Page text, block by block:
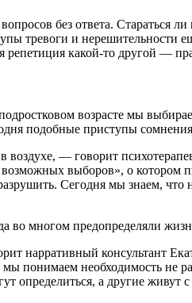
без ответа. Стараться
тревоги и нерешительности
какой-то другой —
возрасте мы
подобные приступы
— говорит
выборов», о котором
Сегодня мы знаем, что
во многом предопределяли
нарративный консультант
необходимость не
определиться, а другие